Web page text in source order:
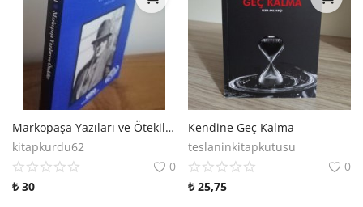
Markopaşa Yazıları ve Ötekiler
kitapkurdu62
0
₺ 30
Kendine Geç Kalma
teslaninkitapkutusu
0
₺25,75